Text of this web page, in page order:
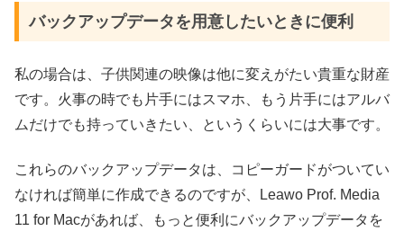
バックアップデータを用意したいときに便利
私の場合は、子供関連の映像は他に変えがたい貴重な財産
です。火事の時でも片手にはスマホ、もう片手にはアルバ
ムだけでも持っていきたい、というくらいには大事です。
これらのバックアップデータは、コピーガードがついてい
なければ簡単に作成できるのですが、Leawo Prof. Media
11 for Macがあれば、もっと便利にバックアップデータを